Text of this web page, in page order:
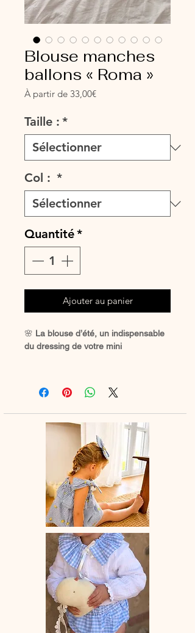
Blouse manches
ballons « Roma »
À partir de 33,00€Prix
Taille : *
Col : *
Quantité*
Ajouter au panier
🌸 La blouse d’été, un indispensable
du dressing de votre mini
les beaux jours avec charme et
Elle se porte facilement avec un
bloomer, un short, un legging ou une
petite jupe pour un look tendre et
Confection artisanale
Chaque blouse est entièrement
réalisée à la main, avec soin et
amour.
Les détails qui font la différence :
• Manches ballons élastiquées pour
un joli volume tout en confort
• Col au choix :
– dans le même tissu pour une
harmonie délicate
– en broderie pour une touche